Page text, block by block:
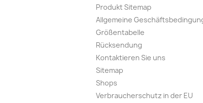
Produkt Sitemap
Allgemeine
Größentabelle
Rücksendung
Kontaktieren Sie uns
Sitemap
Shops
Verbraucherschutz in der EU